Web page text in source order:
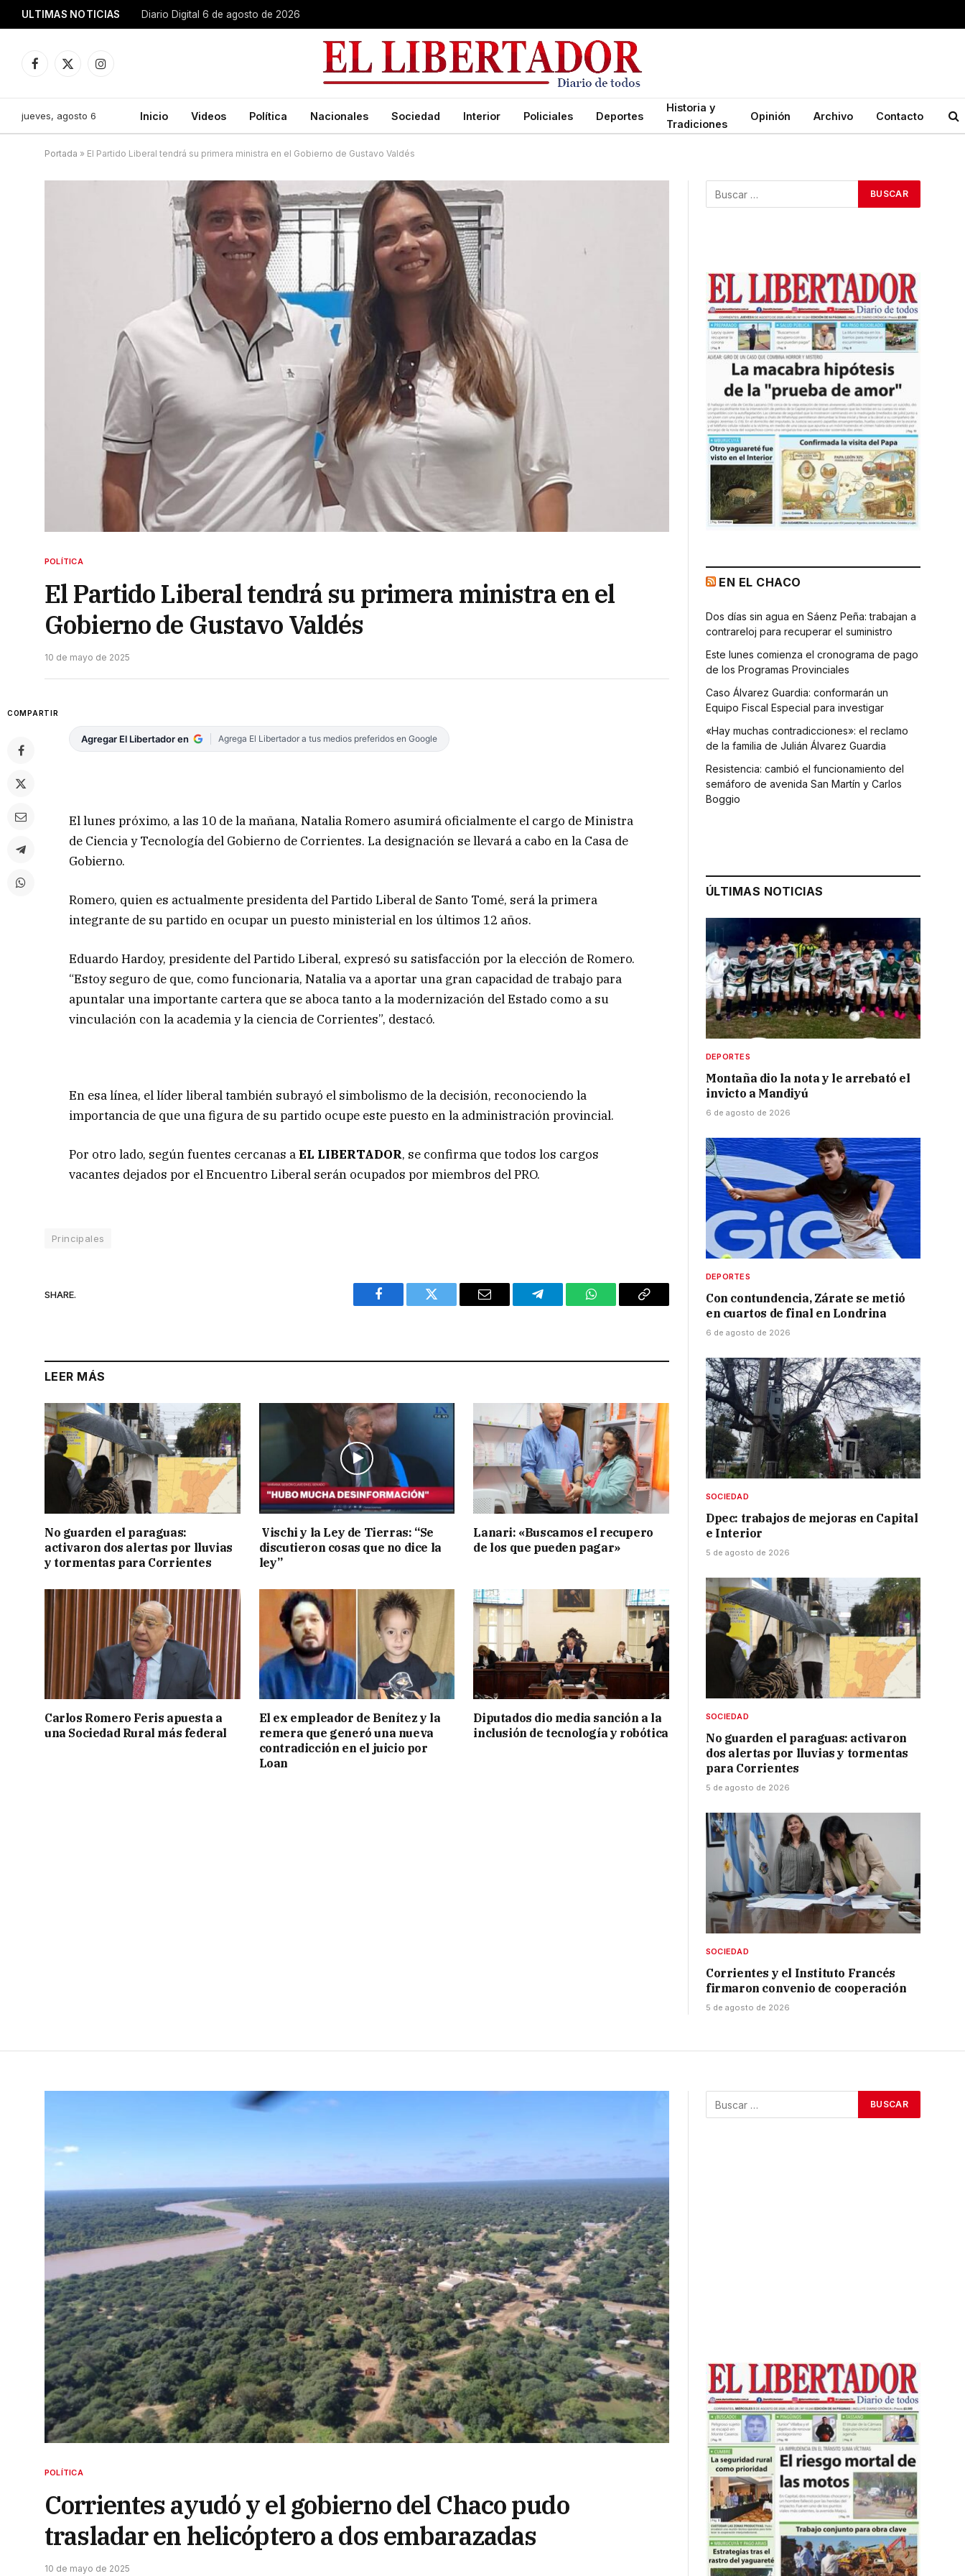
ULTIMAS NOTICIAS Diario Digital 6 de agosto de 2026
Facebook
X
Instagram
jueves, agosto 6 Inicio Videos Política Nacionales Sociedad Interior Policiales Deportes
Historia y
Tradiciones
Opinión Archivo Contacto
Portada » El Partido Liberal tendrá su primera ministra en el Gobierno de Gustavo Valdés
POLÍTICA
El Partido Liberal tendrá su primera ministra en el
Gobierno de Gustavo Valdés
10 de mayo de 2025
COMPARTIR
Agregar El Libertador en Agrega El Libertador a tus medios preferidos en Google
El lunes próximo, a las 10 de la mañana, Natalia Romero asumirá oficialmente el cargo de Ministra
de Ciencia y Tecnología del Gobierno de Corrientes. La designación se llevará a cabo en la Casa de
Gobierno.
Romero, quien es actualmente presidenta del Partido Liberal de Santo Tomé, será la primera
integrante de su partido en ocupar un puesto ministerial en los últimos 12 años.
Eduardo Hardoy, presidente del Partido Liberal, expresó su satisfacción por la elección de Romero.
“Estoy seguro de que, como funcionaria, Natalia va a aportar una gran capacidad de trabajo para
apuntalar una importante cartera que se aboca tanto a la modernización del Estado como a su
vinculación con la academia y la ciencia de Corrientes”, destacó.
En esa línea, el líder liberal también subrayó el simbolismo de la decisión, reconociendo la
importancia de que una figura de su partido ocupe este puesto en la administración provincial.
Por otro lado, según fuentes cercanas aEL LIBERTADOR, se confirma que todos los cargos
vacantes dejados por el Encuentro Liberal serán ocupados por miembros del PRO.
Principales
SHARE.
Facebook Twitter Email Telegram WhatsAppCopy
LEER MÁS
No guarden el paraguas:
activaron dos alertas por lluvias
y tormentas para Corrientes
Vischi y la Ley de Tierras: “Se
discutieron cosas que no dice la
ley”
Lanari: «Buscamos el recupero
de los que pueden pagar»
Carlos Romero Feris apuesta a
una Sociedad Rural más federal
El ex empleador de Benítez y la
remera que generó una nueva
contradicción en el juicio por
Loan
Diputados dio media sanción a la
inclusión de tecnología y robótica
EN EL CHACO
Dos días sin agua en Sáenz Peña: trabajan a
contrareloj para recuperar el suministro
Este lunes comienza el cronograma de pago
de los Programas Provinciales
Caso Álvarez Guardia: conformarán un
Equipo Fiscal Especial para investigar
«Hay muchas contradicciones»: el reclamo
de la familia de Julián Álvarez Guardia
Resistencia: cambió el funcionamiento del
semáforo de avenida San Martín y Carlos
Boggio
ÚLTIMAS NOTICIAS
DEPORTES
Montaña dio la nota y le arrebató el
invicto a Mandiyú
6 de agosto de 2026
DEPORTES
Con contundencia, Zárate se metió
en cuartos de final en Londrina
6 de agosto de 2026
SOCIEDAD
Dpec: trabajos de mejoras en Capital
e Interior
5 de agosto de 2026
SOCIEDAD
No guarden el paraguas: activaron
dos alertas por lluvias y tormentas
para Corrientes
5 de agosto de 2026
SOCIEDAD
Corrientes y el Instituto Francés
firmaron convenio de cooperación
5 de agosto de 2026
POLÍTICA
Corrientes ayudó y el gobierno del Chaco pudo
trasladar en helicóptero a dos embarazadas
10 de mayo de 2025